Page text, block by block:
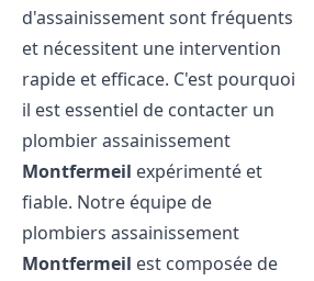
d'assainissement sont fréquents
et nécessitent une intervention
rapide et efficace. C'est pourquoi
il est essentiel de contacter un
plombier assainissement
Montfermeil expérimenté et
fiable. Notre équipe de
plombiers assainissement
Montfermeil est composée de